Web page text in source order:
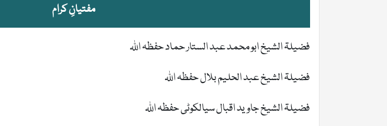
مفتیانِ کرام
فضیلۃ الشیخ ابو محمد عبد الستار حماد حفظہ اللہ
فضیلۃ الشیخ عبد الحلیم بلال حفظہ اللہ
فضیلۃ الشیخ جاوید اقبال سیالکوٹی حفظہ اللہ